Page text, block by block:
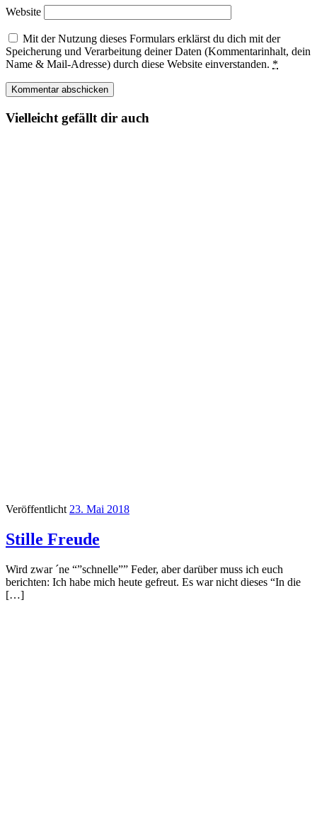
Website
Mit der Nutzung dieses Formulars erklärst du dich mit der
Speicherung und Verarbeitung deiner Daten (Kommentarinhalt, dein
Name & Mail-Adresse) durch diese Website einverstanden. *
Vielleicht gefällt dir auch
Veröffentlicht 23. Mai 2018
Stille Freude
Wird zwar ´ne “”schnelle”” Feder, aber darüber muss ich euch
berichten: Ich habe mich heute gefreut. Es war nicht dieses “In die
[…]